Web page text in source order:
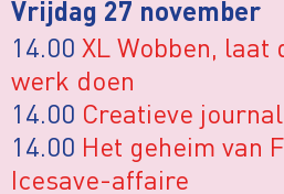
Vrijdag 27 november
14.00 XL Wobben, laat
werk doen
14.00 Creatieve
14.00 Het geheim van
Icesave-affaire